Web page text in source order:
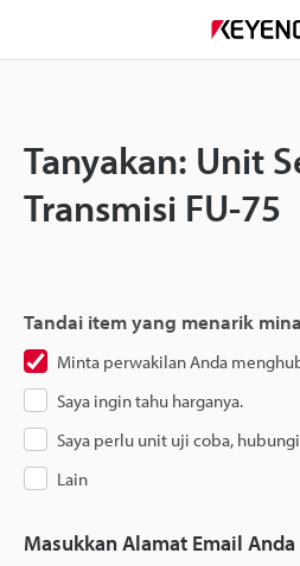
Tanyakan: Unit
Transmisi FU-75
Tandai item yang menarik
Minta perwakilan Anda
Saya ingin tahu harganya.
Saya perlu unit uji coba, hubungi
Lain
Masukkan Alamat Email Anda